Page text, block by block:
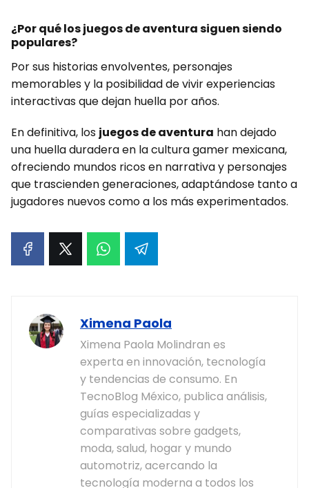
¿Por qué los juegos de aventura siguen siendo
populares?
Por sus historias envolventes, personajes
memorables y la posibilidad de vivir experiencias
interactivas que dejan huella por años.
En definitiva, los juegos de aventura han dejado
una huella duradera en la cultura gamer mexicana,
ofreciendo mundos ricos en narrativa y personajes
que trascienden generaciones, adaptándose tanto a
jugadores nuevos como a los más experimentados.
Ximena Paola
Ximena Paola Molindran es
experta en innovación, tecnología
y tendencias de consumo. En
TecnoBlog México, publica análisis,
guías especializadas y
comparativas sobre gadgets,
moda, salud, hogar y mundo
automotriz, acercando la
tecnología moderna a todos los